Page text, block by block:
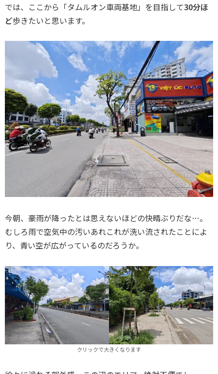
では、ここから「タムルオン車両基地」を目指して30分ほ
ど歩きたいと思います。
今朝、豪雨が降ったとは思えないほどの快晴ぶりだな…。
むしろ雨で空気中の汚いあれこれが洗い流されたことによ
り、青い空が広がっているのだろうか。
クリックで大きくなります